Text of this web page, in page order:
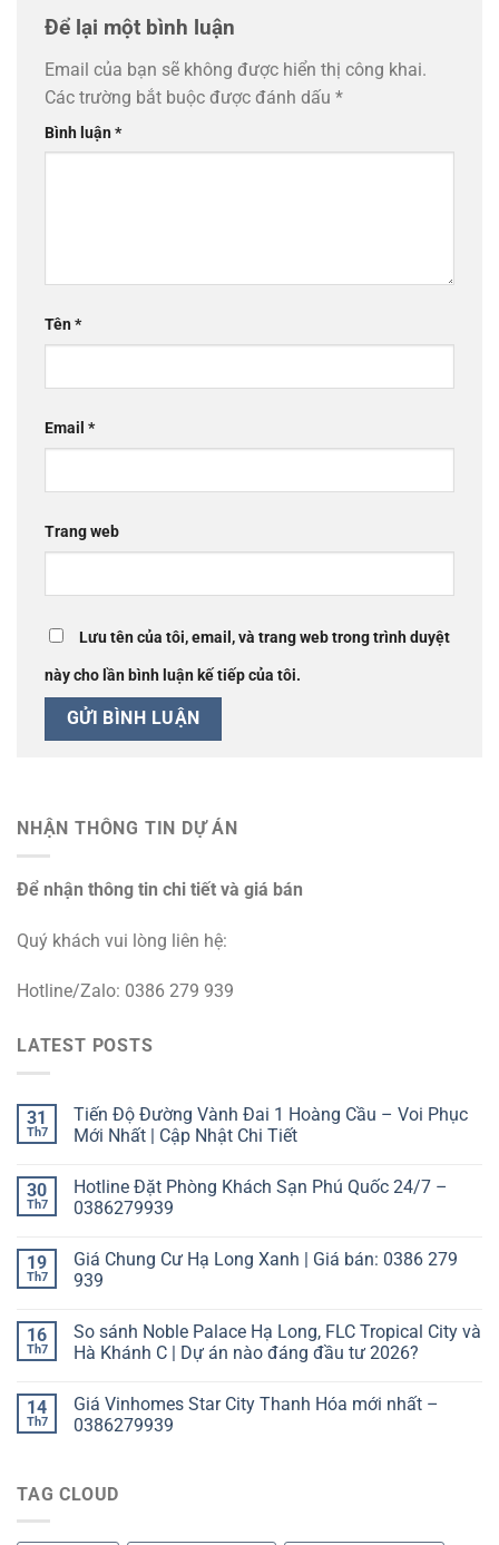
Để lại một bình luận
Email của bạn sẽ không được hiển thị công khai.
Các trường bắt buộc được đánh dấu *
Bình luận*
Tên*
Email *
Trang web
Lưu tên của tôi, email, và trang web trong trình duyệt
này cho lần bình luận kế tiếp của tôi.
NHẬN THÔNG TIN DỰ ÁN
Để nhận thông tin chi tiết và giá bán
Quý khách vui lòng liên hệ:
Hotline/Zalo: 0386 279 939
LATEST POSTS
31
Th7
Tiến Độ Đường Vành Đai 1 Hoàng Cầu – Voi Phục
Mới Nhất | Cập Nhật Chi Tiết
30
Th7
Hotline Đặt Phòng Khách Sạn Phú Quốc 24/7 –
0386279939
19
Th7
Giá Chung Cư Hạ Long Xanh | Giá bán: 0386 279
939
16
Th7
So sánh Noble Palace Hạ Long, FLC Tropical City và
Hà Khánh C | Dự án nào đáng đầu tư 2026?
14
Th7
Giá Vinhomes Star City Thanh Hóa mới nhất –
0386279939
TAG CLOUD